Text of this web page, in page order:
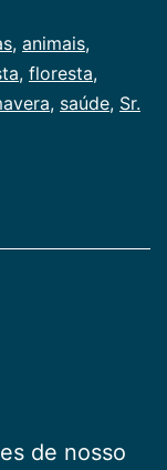
, animais,
, floresta,
, saúde, Sr.
de nosso